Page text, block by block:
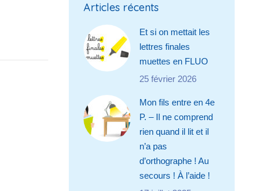
Articles récents
Et si on mettait les
lettres finales
muettes en FLUO
25 février 2026
Mon fils entre en 4e
P. – Il ne comprend
rien quand il lit et il
n’a pas
d’orthographe ! Au
secours ! À l’aide !